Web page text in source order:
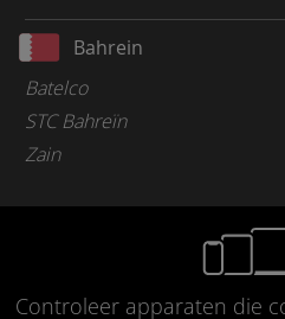
Bahrein
Batelco
STC Bahreïn
Zain
Controleer apparaten die